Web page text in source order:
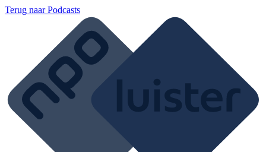
Terug naarPodcasts